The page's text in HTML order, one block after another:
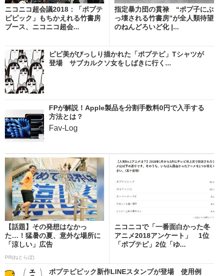
ニコニコ超会議2018：「ポプテ
ピピック」もちかえれる竹書房
ブース、ニコニコ超会...
指定暴力団の貫禄 “ポプ子にぶ
っ壊される竹書房”が全人類待望
のねんどろいど化 |...
ピピ美がびっしり描かれた「ポプテピ」Tシャツが
登場 サブカルクソ女をしばきに行く...
FPが解説！Apple製品を分割手数料0円で入手する
方法とは？
Fav-Log
【話題】その発想はなかっ
た…！猛暑の夏、意外な場所に
「涼しい」広告
PR(ねとらぼ)
ニコニコで「一番面白かった冬
アニメ2018アンケート」 1位
「ポプテピ」2位「ゆ...
ポプテピピック新作LINEスタンプが登場 使用例